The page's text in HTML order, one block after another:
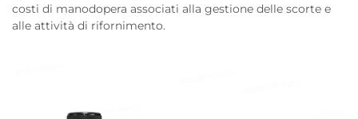
costi di manodopera associati alla gestione delle scorte e
alle attività di rifornimento.